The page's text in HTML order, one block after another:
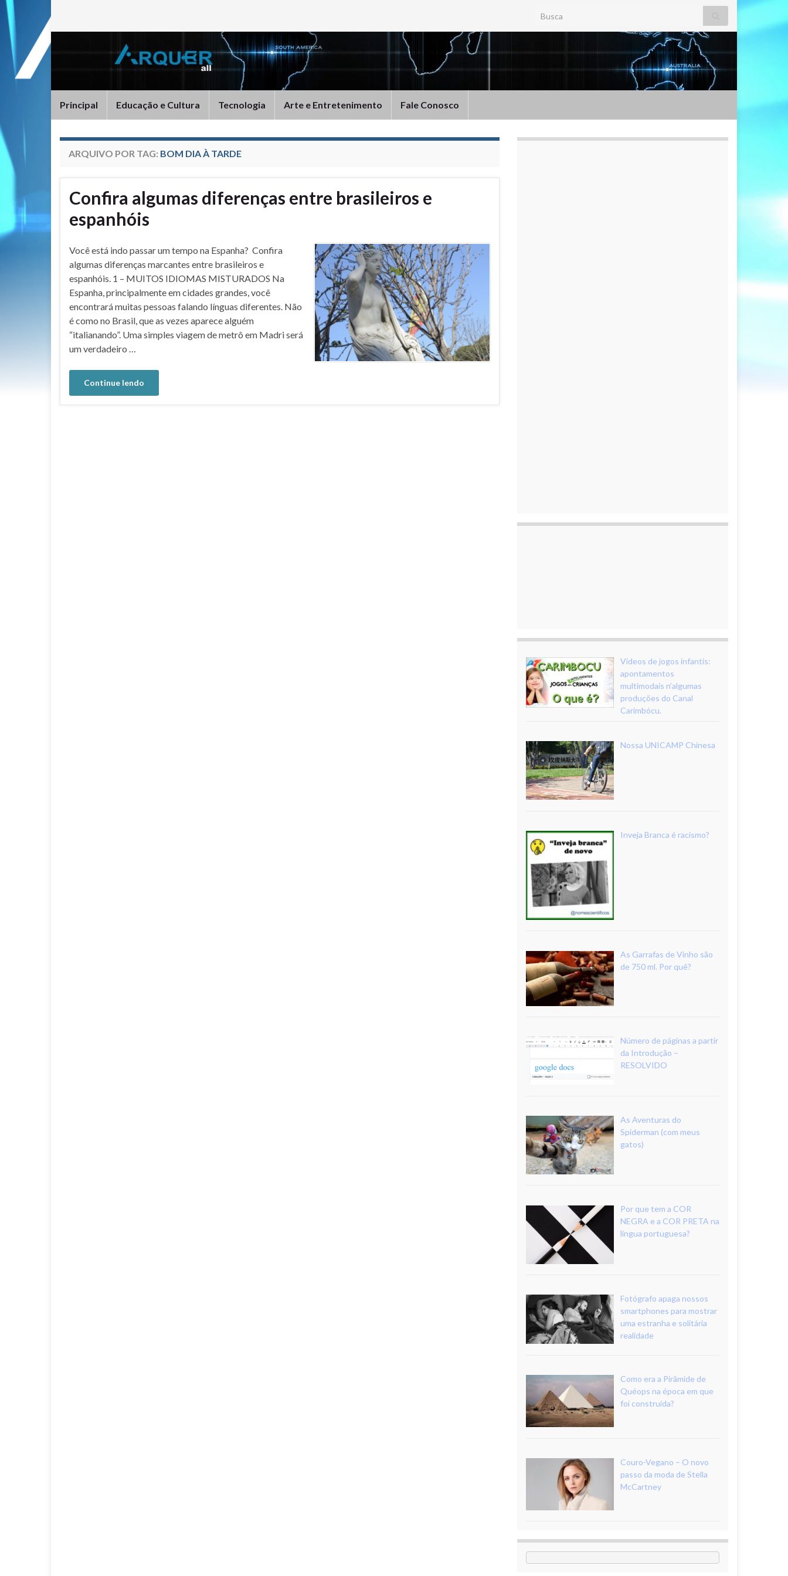
Search for:
Principal Educação e Cultura Tecnologia Arte e Entretenimento Fale Conosco
ARQUIVO POR TAG: BOM DIA À TARDE
Confira algumas diferenças entre brasileiros e
espanhóis
Você está indo passar um tempo na Espanha? Confira
algumas diferenças marcantes entre brasileiros e
espanhóis. 1 – MUITOS IDIOMAS MISTURADOS Na
Espanha, principalmente em cidades grandes, você
encontrará muitas pessoas falando línguas diferentes. Não
é como no Brasil, que as vezes aparece alguém
“italianando”. Uma simples viagem de metrô em Madri será
um verdadeiro …
Continue lendo
Vídeos de jogos infantis:
apontamentos
multimodais n’algumas
produções do Canal
Carimbócu.
Nossa UNICAMP Chinesa
Inveja Branca é racismo?
As Garrafas de Vinho são
de 750 ml. Por quê?
Número de páginas a partir
da Introdução –
RESOLVIDO
As Aventuras do
Spiderman (com meus
gatos)
Por que tem a COR
NEGRA e a COR PRETA na
língua portuguesa?
Fotógrafo apaga nossos
smartphones para mostrar
uma estranha e solitária
realidade
Como era a Pirâmide de
Quéops na época em que
foi construída?
Couro-Vegano – O novo
passo da moda de Stella
McCartney